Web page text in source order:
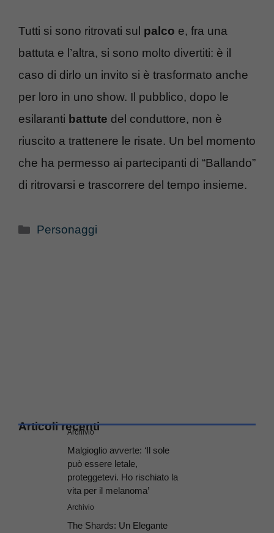
Tutti si sono ritrovati sul palco e, fra una
battuta e l’altra, si sono molto divertiti: è il
caso di dirlo un invito si è trasformato anche
per loro in uno show. Il pubblico, dopo le
esilaranti battute del conduttore, non è
riuscito a trattenere le risate. Un bel momento
che ha permesso ai partecipanti di “Ballando”
di ritrovarsi e trascorrere del tempo insieme.
Categorie
Personaggi
Articoli recenti
Archivio
Malgioglio avverte: ‘Il sole
può essere letale,
proteggetevi. Ho rischiato la
vita per il melanoma’
Archivio
The Shards: Un Elegante